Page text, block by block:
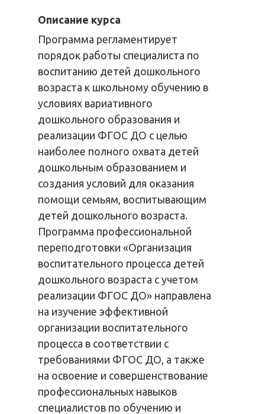
Описание курса
Программа регламентирует
порядок работы специалиста по
воспитанию детей дошкольного
возраста к школьному обучению в
условиях вариативного
дошкольного образования и
реализации ФГОС ДО с целью
наиболее полного охвата детей
дошкольным образованием и
создания условий для оказания
помощи семьям, воспитывающим
детей дошкольного возраста.
Программа профессиональной
переподготовки «Организация
воспитательного процесса детей
дошкольного возраста с учетом
реализации ФГОС ДО» направлена
на изучение эффективной
организации воспитательного
процесса в соответствии с
требованиями ФГОС ДО, а также
на освоение и совершенствование
профессиональных навыков
специалистов по обучению и